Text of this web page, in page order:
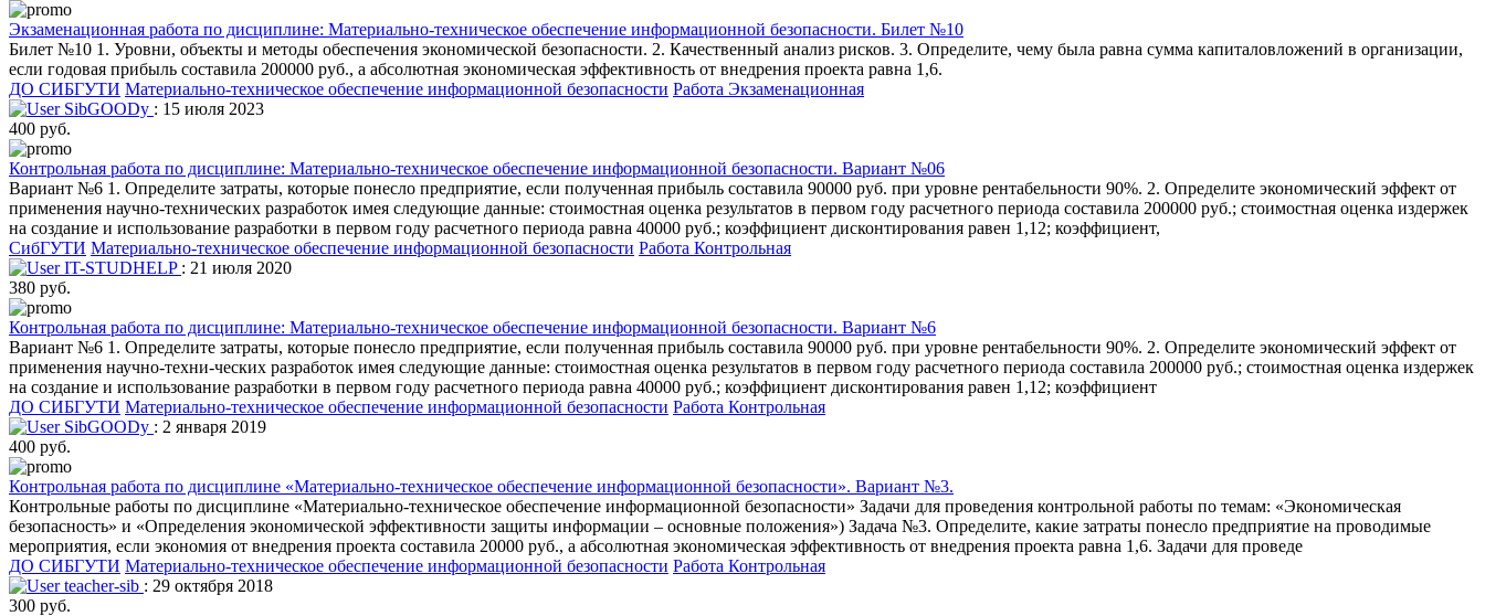
Экзаменационная работа по дисциплине: Материально-техническое обеспечение информационной безопасности. Билет №10
Билет №10 1. Уровни, объекты и методы обеспечения экономической безопасности. 2. Качественный анализ рисков. 3. Определите, чему была равна сумма капиталовложений в организации,
если годовая прибыль составила 200000 руб., а абсолютная экономическая эффективность от внедрения проекта равна 1,6.
ДО СИБГУТИ Материально-техническое обеспечение информационной безопасности Работа Экзаменационная
SibGOODy : 15 июля 2023
400 руб.
Контрольная работа по дисциплине: Материально-техническое обеспечение информационной безопасности. Вариант №06
Вариант №6 1. Определите затраты, которые понесло предприятие, если полученная прибыль составила 90000 руб. при уровне рентабельности 90%. 2. Определите экономический эффект от
применения научно-технических разработок имея следующие данные: стоимостная оценка результатов в первом году расчетного периода составила 200000 руб.; стоимостная оценка издержек
на создание и использование разработки в первом году расчетного периода равна 40000 руб.; коэффициент дисконтирования равен 1,12; коэффициент,
СибГУТИ Материально-техническое обеспечение информационной безопасности Работа Контрольная
IT-STUDHELP : 21 июля 2020
380 руб.
Контрольная работа по дисциплине: Материально-техническое обеспечение информационной безопасности. Вариант №6
Вариант №6 1. Определите затраты, которые понесло предприятие, если полученная прибыль составила 90000 руб. при уровне рентабельности 90%. 2. Определите экономический эффект от
применения научно-техни-ческих разработок имея следующие данные: стоимостная оценка результатов в первом году расчетного периода составила 200000 руб.; стоимостная оценка издержек
на создание и использование разработки в первом году расчетного периода равна 40000 руб.; коэффициент дисконтирования равен 1,12; коэффициент
ДО СИБГУТИ Материально-техническое обеспечение информационной безопасности Работа Контрольная
SibGOODy : 2 января 2019
400 руб.
Контрольная работа по дисциплине «Материально-техническое обеспечение информационной безопасности». Вариант №3.
Контрольные работы по дисциплине «Материально-техническое обеспечение информационной безопасности» Задачи для проведения контрольной работы по темам: «Экономическая
безопасность» и «Определения экономической эффективности защиты информации – основные положения») Задача №3. Определите, какие затраты понесло предприятие на проводимые
мероприятия, если экономия от внедрения проекта составила 20000 руб., а абсолютная экономическая эффективность от внедрения проекта равна 1,6. Задачи для проведе
ДО СИБГУТИ Материально-техническое обеспечение информационной безопасности Работа Контрольная
teacher-sib : 29 октября 2018
300 руб.